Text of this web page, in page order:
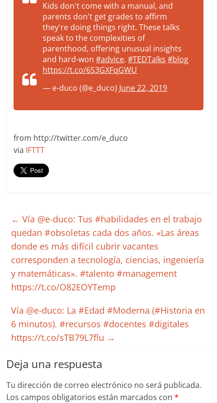
Kids don't come with a manual, and
parents don't get grades to affirm
they're doing things right. These talks
speak to the complexities of
parenthood, offering unusual insights
and hard-won#advice.#TEDTalks #blog
https://t.co/6S3GXFqGWU
— e-duco (@e_duco) June 22, 2019
from http://twitter.com/e_duco
via IFTTT
← Vía @e-duco: Tus #habilidades en el trabajo
quedan #obsoletas cada dos años. «Las áreas
donde es más difícil cubrir vacantes
corresponden a tecnología, ciencias, ingeniería
y matemáticas». #talento #management
https://t.co/O82EOYTemp
Vía @e-duco: La #Edad #Moderna (#Historia en
6 minutos). #recursos #docentes #digitales
https://t.co/sTB79L7flu →
Deja una respuesta
Tu dirección de correo electrónico no será publicada.
Los campos obligatorios están marcados con*